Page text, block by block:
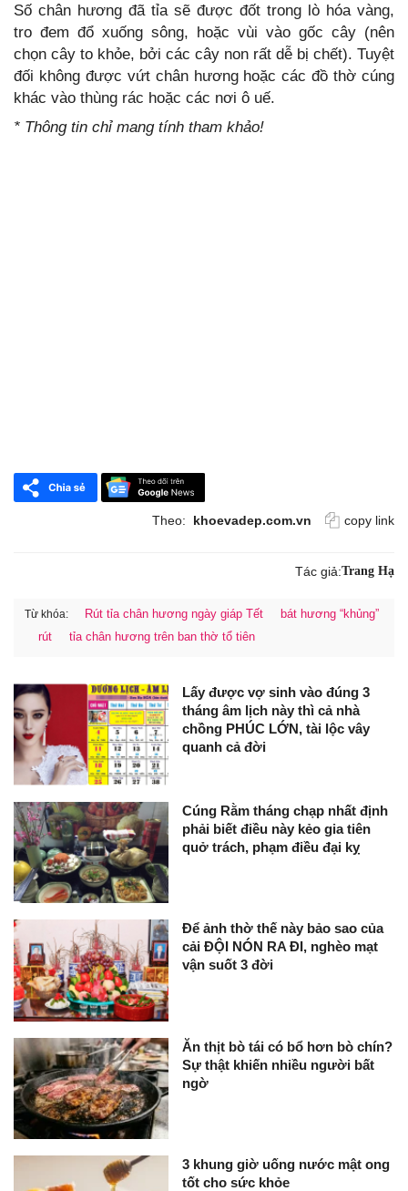
Số chân hương đã tỉa sẽ được đốt trong lò hóa vàng,
tro đem đổ xuống sông, hoặc vùi vào gốc cây (nên
chọn cây to khỏe, bởi các cây non rất dễ bị chết). Tuyệt
đối không được vứt chân hương hoặc các đồ thờ cúng
khác vào thùng rác hoặc các nơi ô uế.
* Thông tin chỉ mang tính tham khảo!
Theo: khoevadep.com.vn copy link
Tác giả:Trang Hạ
Từ khóa: Rút tỉa chân hương ngày giáp Tết
bát hương “khủng”
rút
tỉa chân hương trên ban thờ tổ tiên
Lấy được vợ sinh vào đúng 3
tháng âm lịch này thì cả nhà
chồng PHÚC LỚN, tài lộc vây
quanh cả đời
Cúng Rằm tháng chạp nhất định
phải biết điều này kẻo gia tiên
quở trách, phạm điều đại kỵ
Để ảnh thờ thế này bảo sao của
cải ĐỘI NÓN RA ĐI, nghèo mạt
vận suốt 3 đời
Ăn thịt bò tái có bổ hơn bò chín?
Sự thật khiến nhiều người bất
ngờ
3 khung giờ uống nước mật ong
tốt cho sức khỏe